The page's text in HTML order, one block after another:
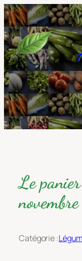
Aller
au
contenu
Le
Catégorie :